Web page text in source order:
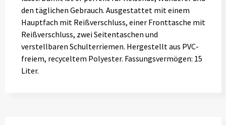
den täglichen Gebrauch. Ausgestattet mit einem
Hauptfach mit Reißverschluss, einer Fronttasche mit
Reißverschluss, zwei Seitentaschen und
verstellbaren Schulterriemen. Hergestellt aus PVC-
freiem, recyceltem Polyester. Fassungsvermögen: 15
Liter.